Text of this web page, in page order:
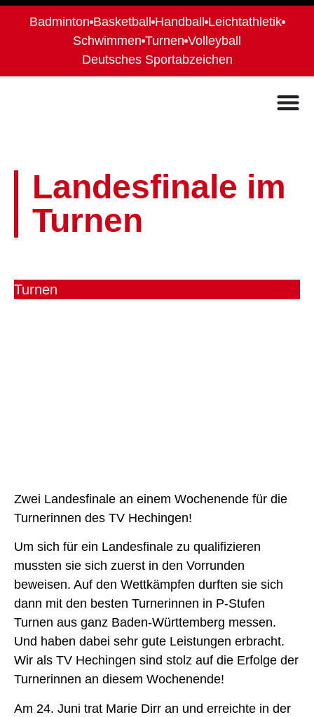
Badminton Basketball Handball
Leichtathletik
Schwimmen Turnen Volleyball
Deutsches Sportabzeichen
Landesfinale im
Turnen
Turnen
Zwei Landesfinale an einem Wochenende für die
Turnerinnen des TV Hechingen!
Um sich für ein Landesfinale zu qualifizieren
mussten sie sich zuerst in den Vorrunden
beweisen. Auf den Wettkämpfen durften sie sich
dann mit den besten Turnerinnen in P-Stufen
Turnen aus ganz Baden-Württemberg messen.
Und haben dabei sehr gute Leistungen erbracht.
Wir als TV Hechingen sind stolz auf die Erfolge der
Turnerinnen an diesem Wochenende!
Am 24. Juni trat Marie Dirr an und erreichte in der